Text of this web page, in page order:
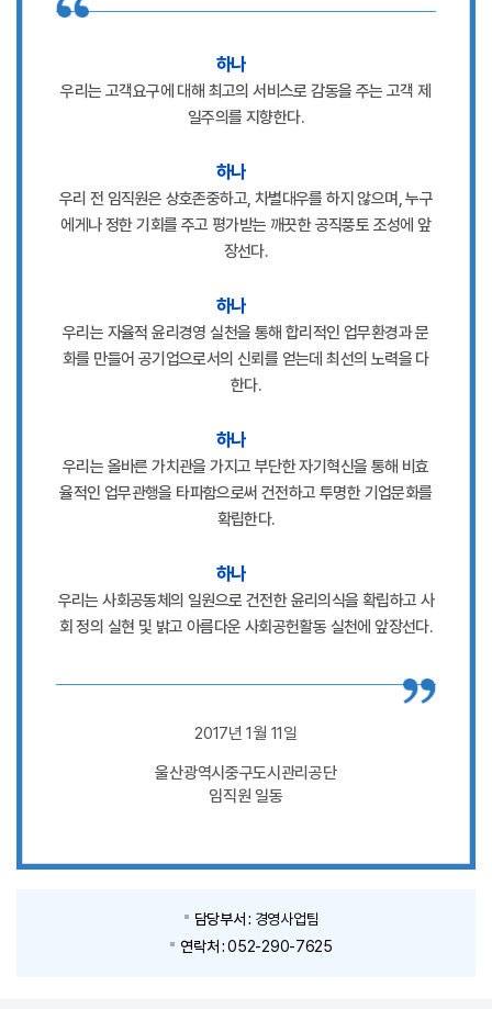
하나
우리는 고객요구에 대해 최고의 서비스로 감동을 주는 고객 제
일주의를 지향한다.
하나
우리 전 임직원은 상호존중하고, 차별대우를 하지 않으며, 누구
에게나 정한 기회를 주고 평가받는 깨끗한 공직풍토 조성에 앞
장선다.
하나
우리는 자율적 윤리경영 실천을 통해 합리적인 업무환경과 문
화를 만들어 공기업으로서의 신뢰를 얻는데 최선의 노력을 다
한다.
하나
우리는 올바른 가치관을 가지고 부단한 자기혁신을 통해 비효
율적인 업무관행을 타파함으로써 건전하고 투명한 기업문화를
확립한다.
하나
우리는 사회공동체의 일원으로 건전한 윤리의식을 확립하고 사
회 정의 실현 및 밝고 아름다운 사회공헌활동 실천에 앞장선다.
2017년 1월 11일
울산광역시중구도시관리공단
임직원 일동
담당부서 : 경영사업팀
연락처 :052-290-7625